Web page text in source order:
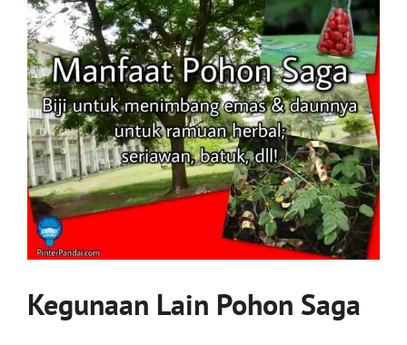
Kegunaan Lain Pohon Saga